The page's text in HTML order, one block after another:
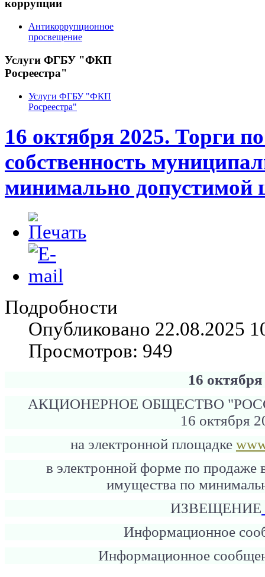
коррупции
Антикоррупционное
просвещение
Услуги ФГБУ "ФКП
Росреестра"
Услуги ФГБУ "ФКП
Росреестра"
16 октября 2025. Торги
собственность
минимально допустимой
Подробности
Опубликовано 22.08.2025
Просмотров: 949
16
АКЦИОНЕРНОЕ ОБЩЕСТВО
16 октября
на электронной площадке
в электронной форме по продаже
имущества по
ИЗВЕЩЕНИЕ
Информационное
Информационное